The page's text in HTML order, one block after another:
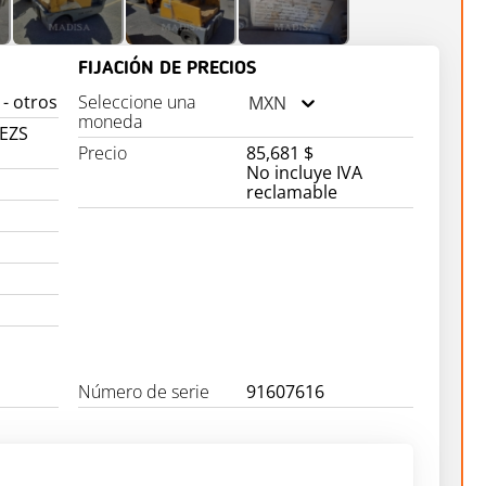
otros
FIJACIÓN DE PRECIOS
Seleccione una
moneda
MXN
Precio
85,681 $
No incluye IVA
reclamable
Número de serie 91607616